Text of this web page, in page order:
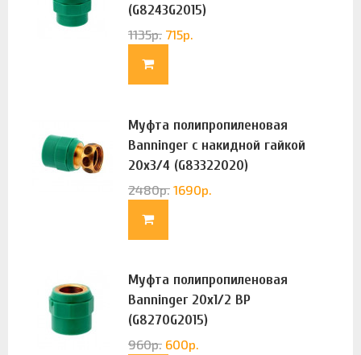
(G8243G2015)
1135р. 715р.
Муфта полипропиленовая
Banninger с накидной гайкой
20х3/4 (G83322020)
2480р. 1690р.
Муфта полипропиленовая
Banninger 20х1/2 ВР
(G8270G2015)
960р. 600р.